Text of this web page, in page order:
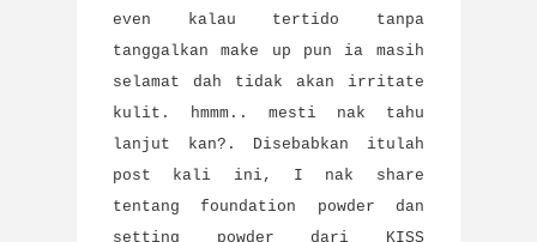
even kalau tertido tanpa
tanggalkan make up pun ia masih
selamat dah tidak akan irritate
kulit. hmmm.. mesti nak tahu
lanjut kan?. Disebabkan itulah
post kali ini, I nak share
tentang foundation powder dan
setting powder dari KISS